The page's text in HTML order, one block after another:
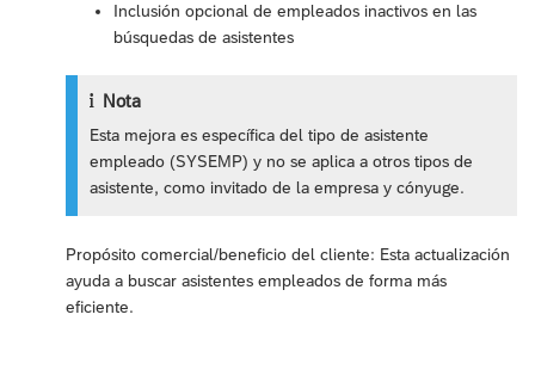
Inclusión opcional de empleados inactivos en las
búsquedas de asistentes
Nota
Esta mejora es específica del tipo de asistente
empleado (SYSEMP) y no se aplica a otros tipos de
asistente, como invitado de la empresa y cónyuge.
Propósito comercial/beneficio del cliente: Esta actualización
ayuda a buscar asistentes empleados de forma más
eficiente.